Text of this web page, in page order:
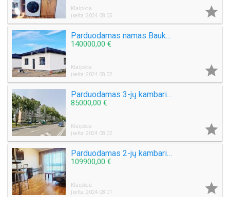
Klaipėda
Įkelta: 2024 08 05

Parduodamas namas Baukštininkų k.
140000,00 €
Klaipėda
Įkelta: 2024 08 02

Parduodamas 3-jų kambarių butas Gedminų g.
85000,00 €
Klaipėda
Įkelta: 2024 08 02

Parduodamas 2-jų kambarių butas Taikos pr.
109900,00 €
Klaipėda
Įkelta: 2024 08 01
